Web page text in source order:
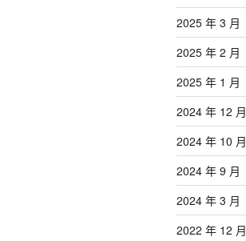
2025 年 3 月
2025 年 2 月
2025 年 1 月
2024 年 12 月
2024 年 10 月
2024 年 9 月
2024 年 3 月
2022 年 12 月